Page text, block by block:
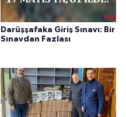
Darüşşafaka Giriş Sınavı: Bir
Sınavdan Fazlası